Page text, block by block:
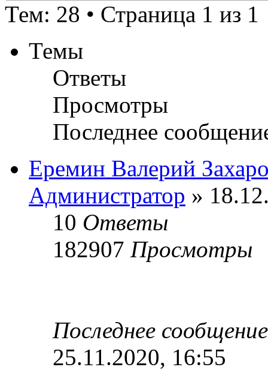
Тем: 28 • Страница 1 из 1
Темы
Ответы
Просмотры
Последнее
Еремин Валерий
Администратор »
10 Ответы
182907 Просмотры
Последнее
25.11.2020, 16:55